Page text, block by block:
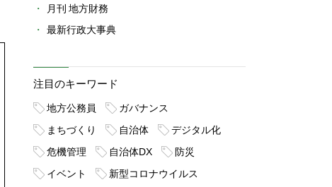
月刊 地方財務
最新行政大事典
注目のキーワード
地方公務員
ガバナンス
まちづくり
自治体
デジタル化
危機管理
自治体DX
防災
イベント
新型コロナウイルス